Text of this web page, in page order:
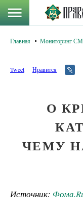
Главная Мониторинг
Tweet Нравится
О
ЧЕМУ
Источник: